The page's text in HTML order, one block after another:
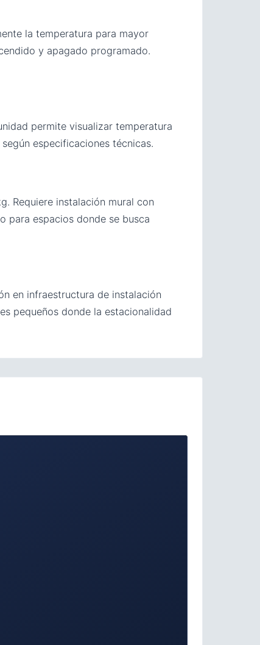
la temperatura para mayor
y apagado programado.
permite visualizar temperatura
especificaciones técnicas.
Requiere instalación mural con
para espacios donde se busca
en infraestructura de instalación
pequeños donde la estacionalidad